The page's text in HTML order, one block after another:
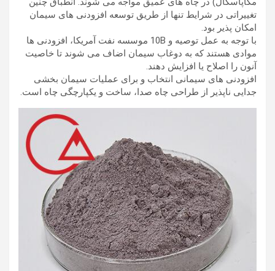
تغییراتی در شرایط تنها از طریق توسعه افزودنی های سیمان
امکان پذیر بود.
با توجه به عمل توصیه و 10B موسسه نفت آمریکا، افزودنی ها
موادی هستند که به دوغاب سیمان اضاف می شوند تا خاصیت
آنون را اصلاح یا افزایش دهند.
افزودنی های سیمانی انتخاب و برای عملیات سیمان بخشی
جدایی ناپذیر از طراحی چاه صدا، ساخت و یکپارچگی چاه است.